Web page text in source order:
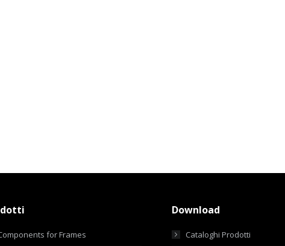
for Frames
Download
Cataloghi Prodotti